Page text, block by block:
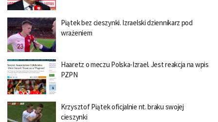
Piątek bez cieszynki. Izraelski dziennikarz pod
wrażeniem
Haaretz o meczu Polska-Izrael. Jest reakcja na wpis
PZPN
Krzysztof Piątek oficjalnie nt. braku swojej
cieszynki